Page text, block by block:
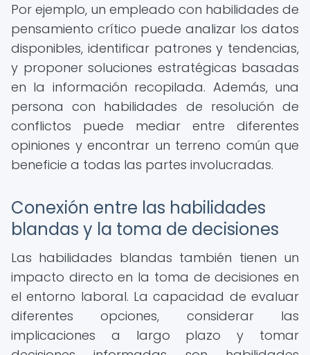
Por ejemplo, un empleado con habilidades de
pensamiento crítico puede analizar los datos
disponibles, identificar patrones y tendencias,
y proponer soluciones estratégicas basadas
en la información recopilada. Además, una
persona con habilidades de resolución de
conflictos puede mediar entre diferentes
opiniones y encontrar un terreno común que
beneficie a todas las partes involucradas.
Conexión entre las habilidades
blandas y la toma de decisiones
Las habilidades blandas también tienen un
impacto directo en la toma de decisiones en
el entorno laboral. La capacidad de evaluar
diferentes opciones, considerar las
implicaciones a largo plazo y tomar